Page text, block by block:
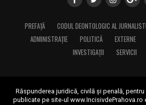
PREFAȚĂ CODUL DEONTOLOGIC AL
ADMINISTRAȚIE
POLITICĂ EXTERNE
INVESTIGAȚII
SERVICII
Răspunderea juridică, civilă și penală,
publicate pe site-ul www.IncisivdePrahova.ro